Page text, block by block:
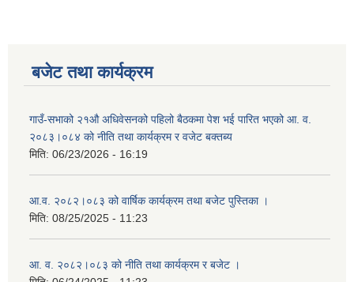
बजेट तथा कार्यक्रम
गाउँ-सभाको २१औ अधिवेसनको पहिलो बैठकमा पेश भई पारित भएको आ. व.
२०८३।०८४ को नीति तथा कार्यक्रम र वजेट बक्तब्य
मिति: 06/23/2026 - 16:19
आ.व. २०८२।०८३ को वार्षिक कार्यक्रम तथा बजेट पुस्तिका ।
मिति: 08/25/2025 - 11:23
आ. व. २०८२।०८३ को नीति तथा कार्यक्रम र बजेट ।